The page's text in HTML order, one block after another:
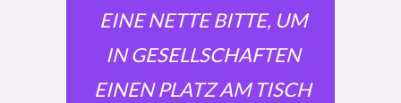
EINE NETTE BITTE, UM
IN GESELLSCHAFTEN
EINEN PLATZ AM TISCH